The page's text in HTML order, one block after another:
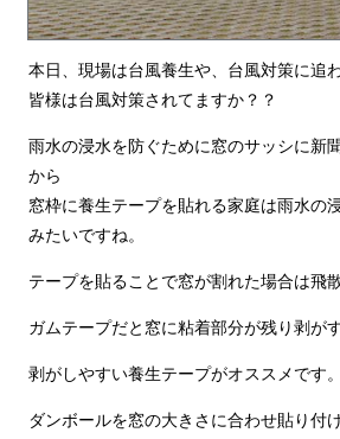
本日、現場は台風養生や、台風対策に追
皆様は台風対策されてますか？？
雨水の浸水を防ぐために窓のサッシに新
から
窓枠に養生テープを貼れる家庭は雨水の
みたいですね。
テープを貼ることで窓が割れた場合は飛
ガムテープだと窓に粘着部分が残り剥が
剥がしやすい養生テープがオススメです。
ダンボールを窓の大きさに合わせ貼り付